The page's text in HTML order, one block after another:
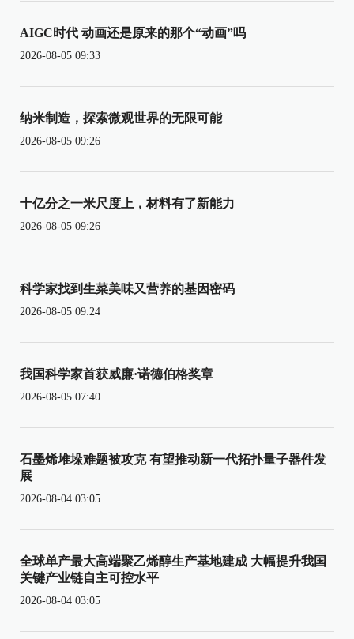
AIGC时代 动画还是原来的那个“动画”吗
2026-08-05 09:33
纳米制造，探索微观世界的无限可能
2026-08-05 09:26
十亿分之一米尺度上，材料有了新能力
2026-08-05 09:26
科学家找到生菜美味又营养的基因密码
2026-08-05 09:24
我国科学家首获威廉·诺德伯格奖章
2026-08-05 07:40
石墨烯堆垛难题被攻克 有望推动新一代拓扑量子器件发
展
2026-08-04 03:05
全球单产最大高端聚乙烯醇生产基地建成 大幅提升我国
关键产业链自主可控水平
2026-08-04 03:05